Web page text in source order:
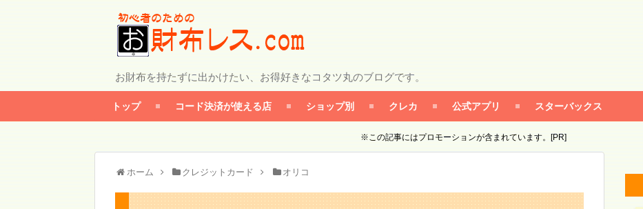
お財布を持たずに出かけたい、お得好きなコタツ丸のブログです。
トップ コード決済が使える店 ショップ別 クレカ 公式アプリ スターバックス
※この記事にはプロモーションが含まれています。[PR]
ホーム クレジットカード オリコ